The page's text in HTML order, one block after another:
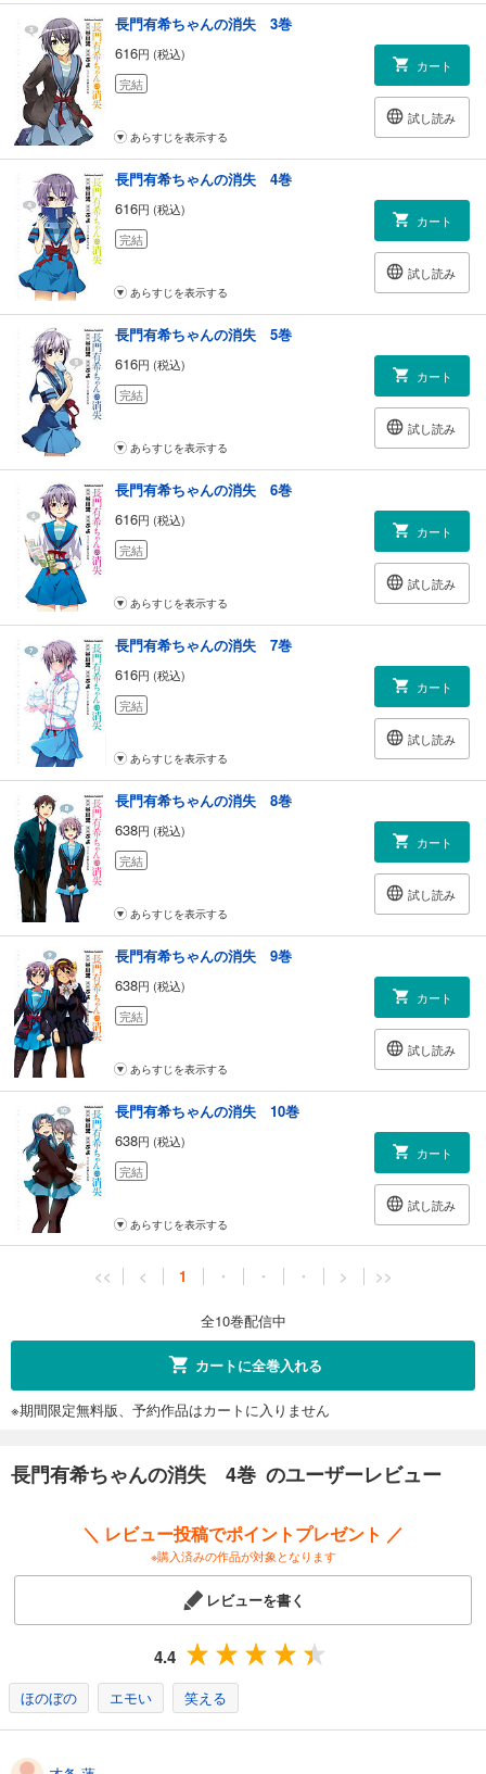
長門有希ちゃんの消失 3巻
616円 (税込)
完結
カート
試し読み
あらすじを表示する
長門有希ちゃんの消失 4巻
616円 (税込)
完結
カート
試し読み
あらすじを表示する
長門有希ちゃんの消失 5巻
616円 (税込)
完結
カート
試し読み
あらすじを表示する
長門有希ちゃんの消失 6巻
616円 (税込)
完結
カート
試し読み
あらすじを表示する
長門有希ちゃんの消失 7巻
616円 (税込)
完結
カート
試し読み
あらすじを表示する
長門有希ちゃんの消失 8巻
638円 (税込)
完結
カート
試し読み
あらすじを表示する
長門有希ちゃんの消失 9巻
638円 (税込)
完結
カート
試し読み
あらすじを表示する
長門有希ちゃんの消失 10巻
638円 (税込)
完結
カート
試し読み
あらすじを表示する
<< < 1 ・ ・ ・ > >>
全10巻配信中
カートに全巻入れる
※期間限定無料版、予約作品はカートに入りません
長門有希ちゃんの消失 4巻 のユーザーレビュー
＼ レビュー投稿でポイントプレゼント ／
※購入済みの作品が対象となります
レビューを書く
4.4
ほのぼの エモい 笑える